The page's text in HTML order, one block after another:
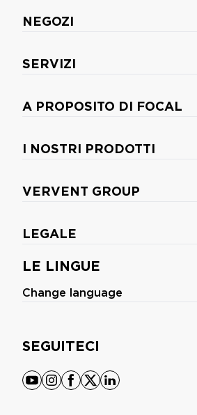
LE LINGUE
Change language
SEGUITECI
youtube
instagram
facebook
x linkedin
NEGOZI
SERVIZI
A PROPOSITO DI FOCAL
I NOSTRI PRODOTTI
VERVENT GROUP
LEGALE